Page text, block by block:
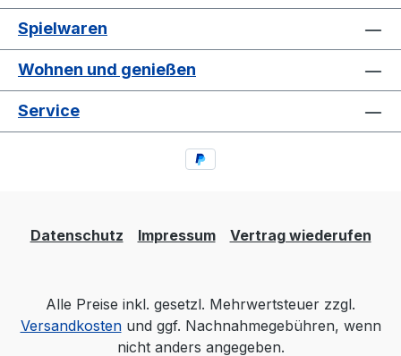
Spielwaren
Wohnen und genießen
Service
Datenschutz Impressum Vertrag wiederufen
Alle Preise inkl. gesetzl. Mehrwertsteuer zzgl.
Versandkostenund ggf. Nachnahmegebühren, wenn
nicht anders angegeben.